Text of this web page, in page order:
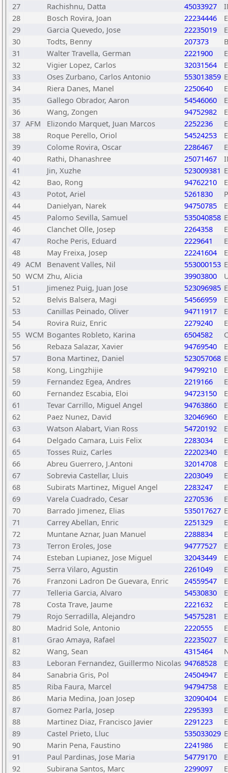
27
Rachishnu, Datta 45033927
28
Bosch Rovira, Joan 22234446
29
Garcia Quevedo, Jose 22235019
30
Todts, Benny 207373
31
Walter Travella, German 2221900
32
Vigier Lopez, Carlos 32031564
33
Oses Zurbano, Carlos Antonio 553013859
34
Riera Danes, Manel 2250640
35
Gallego Obrador, Aaron 54546060
36
Wang, Zongen 94752982
37 AFM Elizondo Marquet, Juan Marcos 2252236
38
Roque Perello, Oriol 54524253
39
Colome Rovira, Oscar 2286467
40
Rathi, Dhanashree 25071467
41
Jin, Xuzhe 523009381
42
Bao, Rong 94762210
43
Potot, Ariel 5261830
44
Danielyan, Narek 94750785
45
Palomo Sevilla, Samuel 535040858
46
Clanchet Olle, Josep 2264358
47
Roche Peris, Eduard 2229641
48
May Freixa, Josep 22241604
49 ACM Benavent Valles, Nil 553000153
50 WCM Zhu, Alicia 39903800
51
Jimenez Puig, Juan Jose 523096985
52
Belvis Balsera, Magi 54566959
53
Canillas Peinado, Oliver 94711917
54
Rovira Ruiz, Enric 2279240
55 WCM Bogantes Robleto, Karina 6504582
56
Rebaza Salazar, Xavier 94769540
57
Bona Martinez, Daniel 523057068
58
Kong, Lingzhijie 94799210
59
Fernandez Egea, Andres 2219166
60
Fernandez Escabia, Eloi 94723150
61
Tevar Carrillo, Miguel Angel 94763860
62
Paez Nunez, David 32046960
63
Watson Alabart, Vian Ross 54720192
64
Delgado Camara, Luis Felix 2283034
65
Tosses Ruiz, Carles 22202340
66
Abreu Guerrero, J.Antoni 32014708
67
Sobrevia Castellar, Lluis 2203049
68
Subirats Martinez, Miguel Angel 2283247
69
Varela Cuadrado, Cesar 2270536
70
Barrado Jimenez, Elias 535017627
71
Carrey Abellan, Enric 2251329
72
Muntane Aznar, Juan Manuel 2288834
73
Terron Eroles, Jose 94777527
74
Esteban Lupianez, Jose Miguel 32043449
75
Serra Vilaro, Agustin 2261049
76
Franzoni Ladron De Guevara, Enric 24559547
77
Telleria Garcia, Alvaro 54530830
78
Costa Trave, Jaume 2221632
79
Rojo Serradilla, Alejandro 54575281
80
Madrid Sole, Antonio 2220555
81
Grao Amaya, Rafael 22235027
82
Wang, Sean 4315464
83
Leboran Fernandez, Guillermo Nicolas 94768528
84
Sanabria Gris, Pol 24504947
85
Riba Faura, Marcel 94794758
86
Maria Medina, Joan Josep 32090404
87
Gomez Parla, Josep 2295393
88
Martinez Diaz, Francisco Javier 2291223
89
Castel Prieto, Lluc 535033029
90
Marin Pena, Faustino 2241986
91
Paul Pardinas, Jose Maria 54779170
92
Subirana Santos, Marc 2299097